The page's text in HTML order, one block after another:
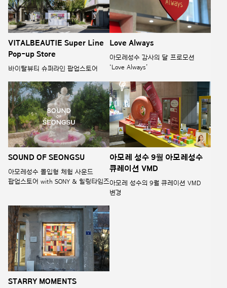
VITALBEAUTIE Super Line
Pop-up Store
바이탈뷰티 슈퍼라인 팝업스토어
Love Always
아모레성수 감사의 달 프로모션
‘Love Always’
SOUND OF SEONGSU
아모레성수 몰입형 체험 사운드
팝업스토어 with SONY & 힐링타임즈
아모레 성수 9월 아모레성수
큐레이션 VMD
아모레 성수의 9월 큐레이션 VMD
변경
STARRY MOMENTS